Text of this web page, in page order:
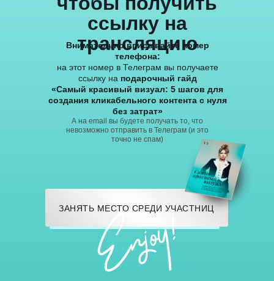
ссылку на
трансляцию
Внимательно вписывайте номер
телефона:
на этот номер в Телеграм вы получаете
ссылку на подарочный гайд
«Самый красивый визуал: 5 шагов для
создания кликабельного контента с нуля
без затрат»
ЗАНЯТЬ МЕСТО СРЕДИ УЧАСТНИЦ
А на email вы будете получать то, что
невозможно отправить в Телеграм (и это
точно не спам)